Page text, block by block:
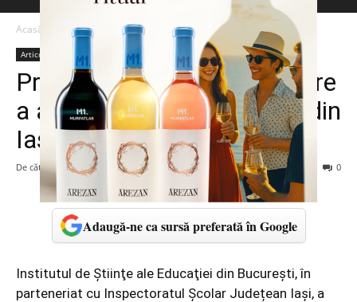
Acasă Articole
Articole
Proiecte UNICEF de reducere
a absenteismului în școlile din
Iași
De către admin - 20 ianuarie 2014 0
Adaugă-ne ca sursă preferată în Google
Institutul de Ştiinţe ale Educaţiei din Bucureşti, în
parteneriat cu Inspectoratul Şcolar Județean Iaşi, a